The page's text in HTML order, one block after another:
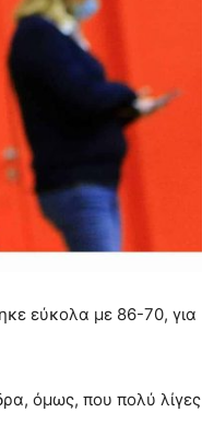
εύκολα με 86-70, για
όμως, που πολύ λίγες